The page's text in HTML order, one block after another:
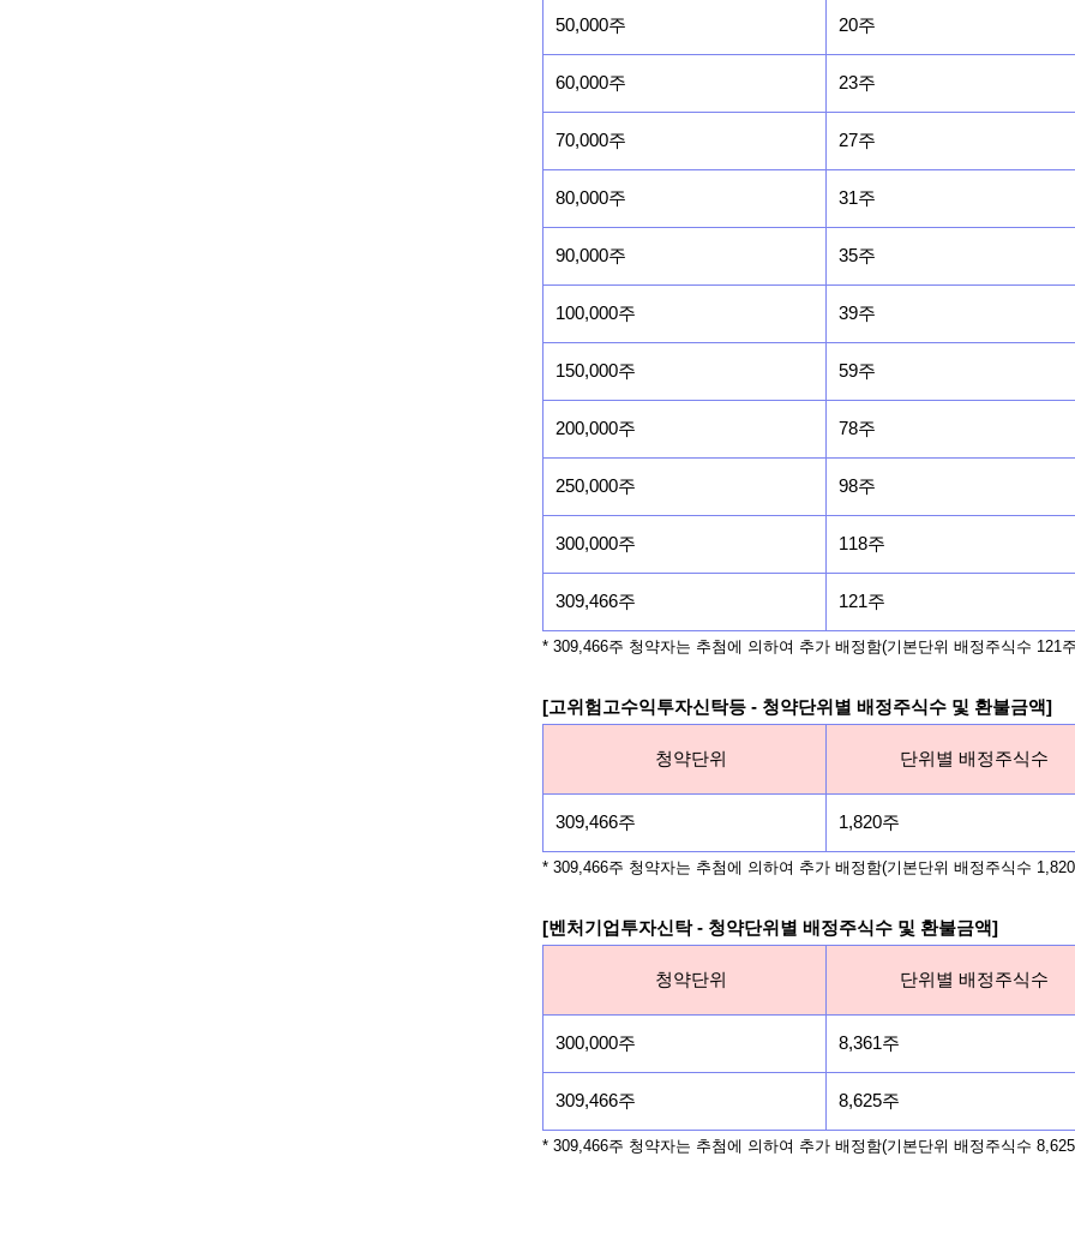
50,000주 20주
60,000주 23주
70,000주 27주
80,000주 31주
90,000주 35주
100,000주 39주
150,000주 59주
200,000주 78주
250,000주 98주
300,000주 118주
309,466주 121주
* 309,466주 청약자는 추첨에 의하여 추가 배정함(기본단위 배정주식수 121
[고위험고수익투자신탁등 - 청약단위별 배정주식수 및 환불금액]
청약단위 단위별 배정주식수
309,466주 1,820주
* 309,466주 청약자는 추첨에 의하여 추가 배정함(기본단위 배정주식수
[벤처기업투자신탁 - 청약단위별 배정주식수 및 환불금액]
청약단위 단위별 배정주식수
300,000주 8,361주
309,466주 8,625주
* 309,466주 청약자는 추첨에 의하여 추가 배정함(기본단위 배정주식수